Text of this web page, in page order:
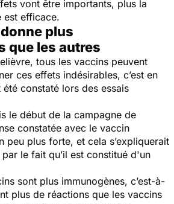
vont être importants, plus la
est efficace.
plus
que les autres
tous les vaccins peuvent
ces effets indésirables, c’est en
constaté lors des essais
le début de la campagne de
constatée avec le vaccin
peu plus forte, et cela s’expliquerait
le fait qu’il est constitué d'un
sont plus immunogènes, c’est-à-
plus de réactions que les vaccins